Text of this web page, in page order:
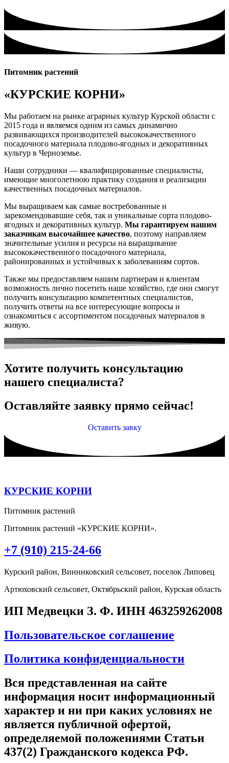
Питомник растений
«КУРСКИЕ КОРНИ»
Мы работаем на рынке аграрных культур Курской области с
2015 года и являемся одним из самых динамично
развивающихся производителей высококачественного
посадочного материала плодово-ягодных и декоративных
культур в Черноземье.
Наши сотрудники — квалифицированные специалисты,
имеющие многолетнюю практику создания и реализации
качественных посадочных материалов.
Мы выращиваем как самые востребованные и
зарекомендовавшие себя, так и уникальные сорта плодово-
ягодных и декоративных культур. Мы гарантируем нашим
заказчикам высочайшее качество, поэтому направляем
значительные усилия и ресурсы на выращивание
высококачественного посадочного материала,
районированных и устойчивых к заболеваниям сортов.
Также мы предоставляем нашим партнерам и клиентам
возможность лично посетить наше хозяйство, где они смогут
получить консультацию компетентных специалистов,
получить ответы на все интересующие вопросы и
ознакомиться с ассортиментом посадочных материалов в
живую.
Хотите получить консультацию
нашего специалиста?
Оставляйте заявку прямо сейчас!
Оставить завку
КУРСКИЕ КОРНИ
Питомник растений
Питомник растений «КУРСКИЕ КОРНИ».
+7 (910) 215-24-66
Курский район, Винниковский сельсовет, поселок Липовец
Артюховский сельсовет, Октябрьский район, Курская область
ИП Медвецки З. Ф. ИНН 463259262008
Пользовательское соглашение
Политика конфиденциальности
Вся представленная на сайте
информация носит информационный
характер и ни при каких условиях не
является публичной офертой,
определяемой положениями Статьи
437(2) Гражданского кодекса РФ.